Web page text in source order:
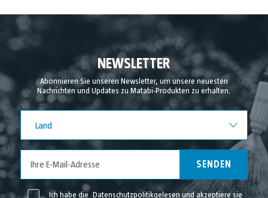
NEWSLETTER
Abonnieren Sie unseren Newsletter, um unsere neuesten
Nachrichten und Updates zu Matabi-Produkten zu erhalten.
Land
SENDEN
Ich habe die Datenschutzpolitikgelesen und akzeptiere sie